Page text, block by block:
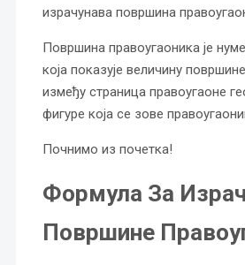
израчунава површина
Површина правоугаоника је
која показује величину
између страница правоугаоне
фигуре која се зове
Почнимо из почетка!
Формула За
Површине